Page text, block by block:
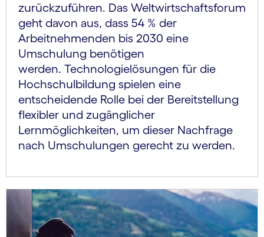
zurückzuführen. Das Weltwirtschaftsforum
geht davon aus, dass 54 % der
Arbeitnehmenden bis 2030 eine
Umschulung benötigen
werden. Technologielösungen für die
Hochschulbildung spielen eine
entscheidende Rolle bei der Bereitstellung
flexibler und zugänglicher
Lernmöglichkeiten, um dieser Nachfrage
nach Umschulungen gerecht zu werden.